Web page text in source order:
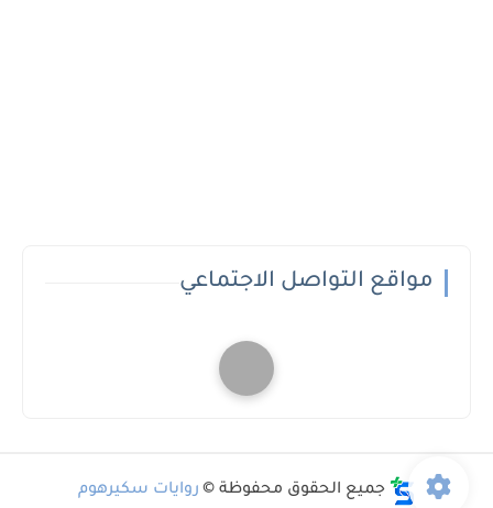
مواقع التواصل الاجتماعي
جميع الحقوق محفوظة © روايات سكيرهوم